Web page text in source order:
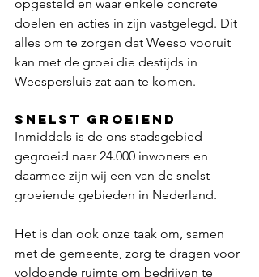
opgesteld en waar enkele concrete
doelen en acties in zijn vastgelegd. Dit
alles om te zorgen dat Weesp vooruit
kan met de groei die destijds in
Weespersluis zat aan te komen.
Snelst groeiend
Inmiddels is de ons stadsgebied
gegroeid naar 24.000 inwoners en
daarmee zijn wij een van de snelst
groeiende gebieden in Nederland.
Het is dan ook onze taak om, samen
met de gemeente, zorg te dragen voor
voldoende ruimte om bedrijven te